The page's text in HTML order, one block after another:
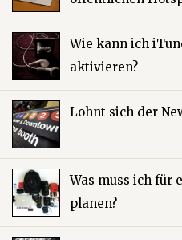
Wie kann ich
aktivieren?
Lohnt sich der
Was muss ich für
planen?